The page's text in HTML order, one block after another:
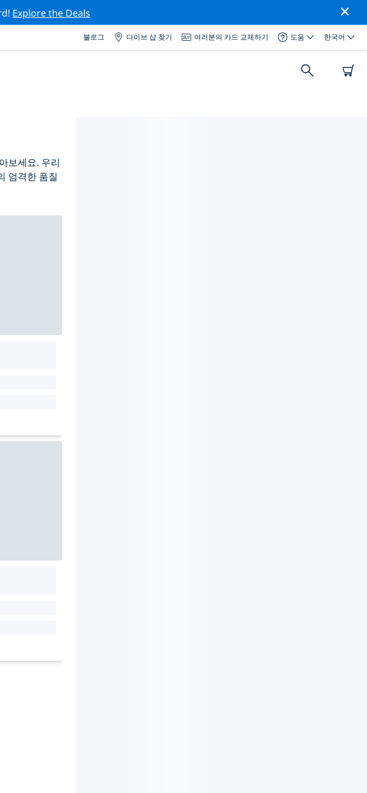
Explore the Deals
블로그 다이브 샵 찾기 여러분의 카드 교체하기 도움 한국어
보세요. 우리
엄격한 품질